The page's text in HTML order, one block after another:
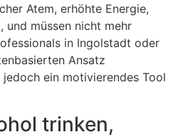
Atem, erhöhte Energie,
und müssen nicht mehr
in Ingolstadt oder
Ansatz
ein motivierendes Tool
trinken,